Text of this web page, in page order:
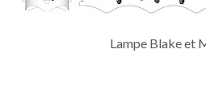
Lampe Blake et